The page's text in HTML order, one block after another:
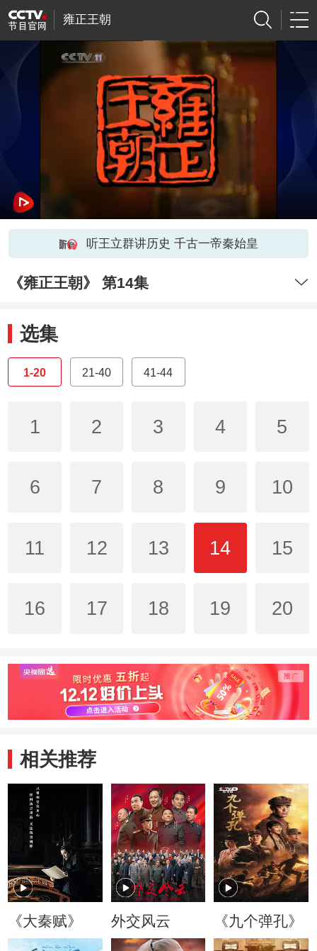
雍正王朝
听王立群讲历史 千古一帝秦始皇
《雍正王朝》 第14集
选集
1-20 21-40 41-44
1 2 3 4 5
6 7 8 9 10
11 12 13 14 15
16 17 18 19 20
相关推荐
《大秦赋》 外交风云 《九个弹孔》